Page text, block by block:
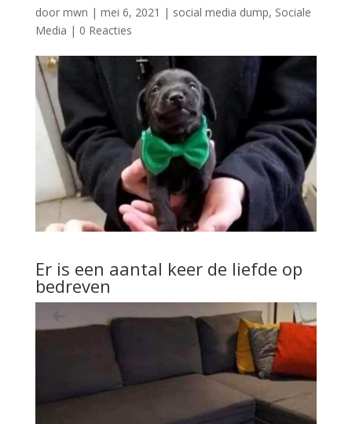
door mwn | mei 6, 2021 | social media dump, Sociale
Media | 0 Reacties
Er is een aantal keer de liefde op
bedreven